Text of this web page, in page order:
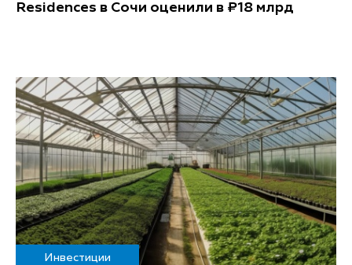
Residences в Сочи оценили в ₽18 млрд
Инвестиции